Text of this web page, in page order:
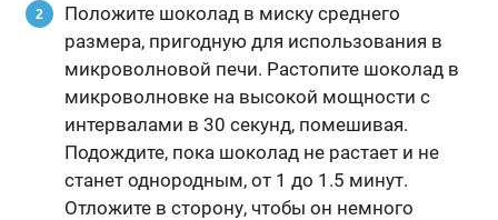
Положите шоколад в миску среднего
размера, пригодную для использования в
микроволновой печи. Растопите шоколад в
микроволновке на высокой мощности с
интервалами в 30 секунд, помешивая.
Подождите, пока шоколад не растает и не
станет однородным, от 1 до 1.5 минут.
Отложите в сторону, чтобы он немного